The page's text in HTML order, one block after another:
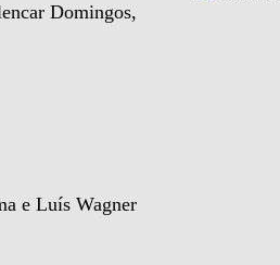
Domingos,
e Luís Wagner